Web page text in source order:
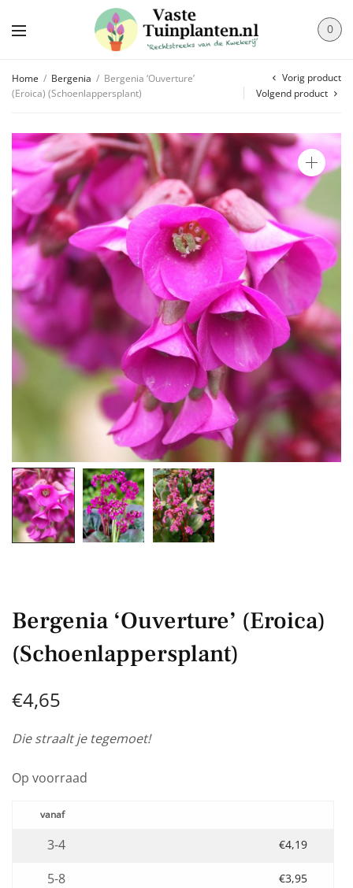
0
Home / Bergenia / Bergenia ‘Ouverture’
(Eroica) (Schoenlappersplant)
Vorig product
Volgend product
Bergenia ‘Ouverture’ (Eroica)
(Schoenlappersplant)
€4,65
Die straalt je tegemoet!
Op voorraad
3-4 €4,19
5-8 €3,95